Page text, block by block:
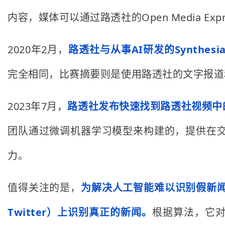
内容，媒体可以通过路透社的Open Media
2020年2月，路透社与从事AI研发的
完全相同，比赛摘要则是使用路透社的文字报
2023年7月，路透社发布快速找到路透社视频
团队通过微调机器学习模型来构建的，提供
力。
值得关注的是， 为解决人工智能难以识别假新
Twitter）上识别真正的新闻。根据算法，它